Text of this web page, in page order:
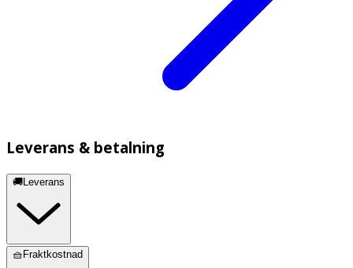
Leverans & betalning
🚚Leverans
🧺Fraktkostnad